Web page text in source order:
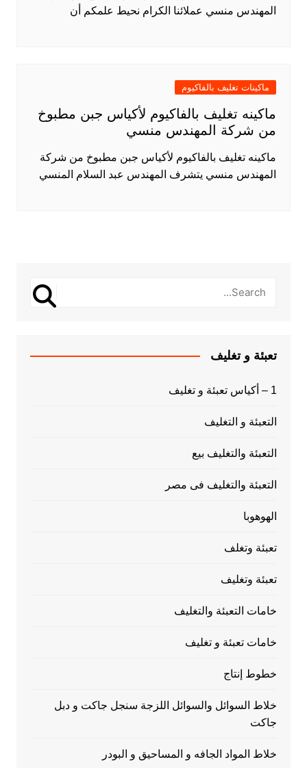
المهندس منسي عملائنا الكرام نحيط علمكم أن
ماكينات تغليف بالفاكيوم
ماكينه تغليف بالفاكيوم لأكياس جبن مطبوخ
من شركة المهندس منسي
ماكينه تغليف بالفاكيوم لأكياس جبن مطبوخ من شركة
المهندس منسي يتشرف المهندس عبد السلام المنسي
تعبئة و تغليف
1 – أكياس تعبئة و تغليف
التعبئة و التغليف
التعبئة والتغليف بيع
التعبئة والتغليف فى مصر
الهوهوبا
تعبئة وتغلف
تعبئة وتغليف
خامات التعبئة والتغليف
خامات تعبئة و تغليف
خطوط إنتاج
خلاط السوائل والسوائل اللزجة سنجل جاكت و دبل
جاكت
خلاط المواد الجافه و المساحيق و البودر